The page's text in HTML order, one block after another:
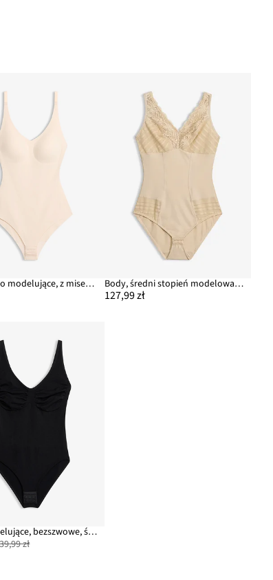
Body, lekko modelujące, z miseczkami z wyściółką Body, średni stopień modelowania sylwetki z koronki
127,99 zł
Body modelujące, bezszwowe, średni stopień modelowania sylwetki
39,99 zł